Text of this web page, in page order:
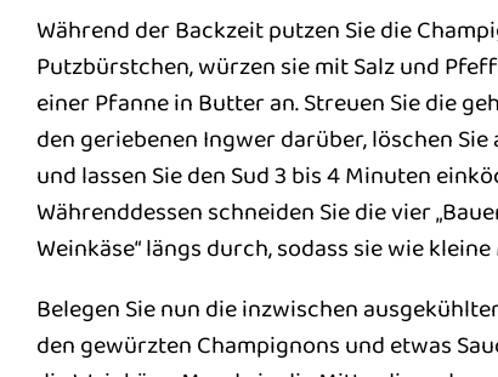
Während der Backzeit putzen Sie die
Putzbürstchen, würzen sie mit Salz und
einer Pfanne in Butter an. Streuen Sie die
den geriebenen Ingwer darüber, löschen
und lassen Sie den Sud 3 bis 4 Minuten
Währenddessen schneiden Sie die vier
Weinkäse“ längs durch, sodass sie wie
Belegen Sie nun die inzwischen
den gewürzten Champignons und etwas